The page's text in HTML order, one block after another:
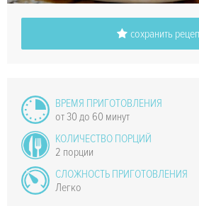
сохранить
ВРЕМЯ ПРИГОТОВЛЕНИЯ
от 30 до 60 минут
КОЛИЧЕСТВО ПОРЦИЙ
2 порции
СЛОЖНОСТЬ ПРИГОТОВЛЕНИЯ
Легко